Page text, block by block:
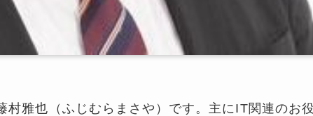
雅也（ふじむらまさや）です。主にIT関連のお